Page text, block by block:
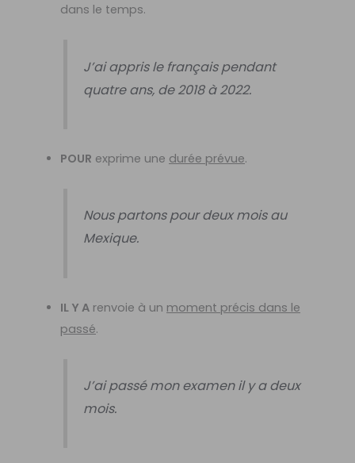
dans le temps.
J’ai appris le français pendant
quatre ans, de 2018 à 2022.
POUR exprime une durée prévue.
Nous partons pour deux mois au
Mexique.
IL Y A renvoie à un moment précis dans le
passé.
J’ai passé mon examen il y a deux
mois.